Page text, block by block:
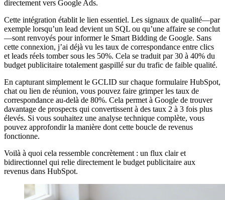
directement vers Google Ads.
Cette intégration établit le lien essentiel. Les signaux de qualité—par
exemple lorsqu’un lead devient un SQL ou qu’une affaire se conclut
—sont renvoyés pour informer le Smart Bidding de Google. Sans
cette connexion, j’ai déjà vu les taux de correspondance entre clics
et leads réels tomber sous les 50%. Cela se traduit par 30 à 40% du
budget publicitaire totalement gaspillé sur du trafic de faible qualité.
En capturant simplement le GCLID sur chaque formulaire HubSpot,
chat ou lien de réunion, vous pouvez faire grimper les taux de
correspondance au-delà de 80%. Cela permet à Google de trouver
davantage de prospects qui convertissent à des taux 2 à 3 fois plus
élevés. Si vous souhaitez une analyse technique complète, vous
pouvez approfondir la manière dont cette boucle de revenus
fonctionne.
Voilà à quoi cela ressemble concrètement : un flux clair et
bidirectionnel qui relie directement le budget publicitaire aux
revenus dans HubSpot.